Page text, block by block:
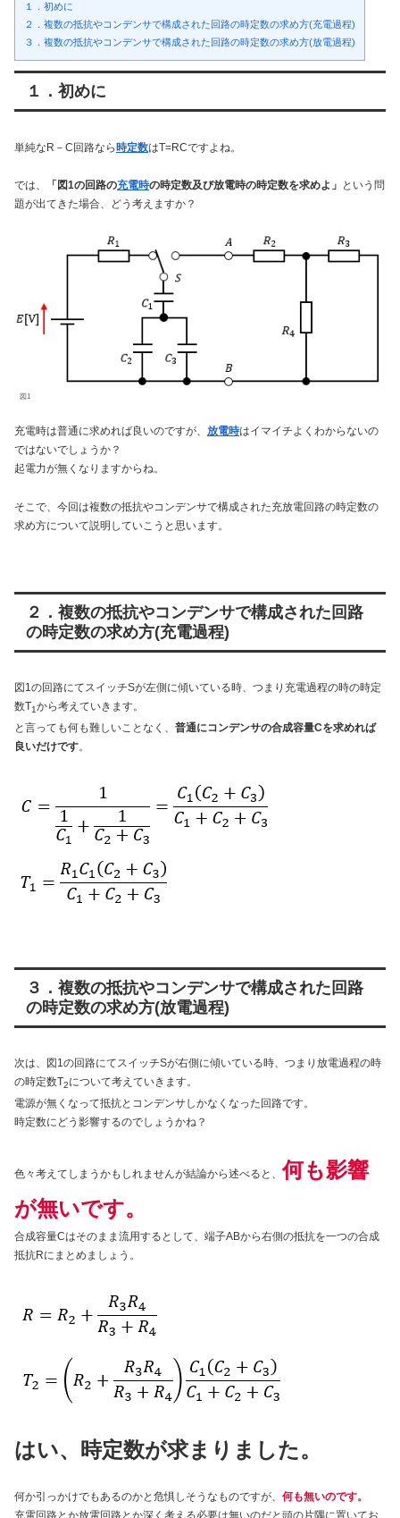
１．初めに
２．複数の抵抗やコンデンサで構成された回路の時定数の求め方(充電過程)
３．複数の抵抗やコンデンサで構成された回路の時定数の求め方(放電過程)
１．初めに
単純なR－C回路なら時定数はT=RCですよね。
では、 「図1の回路の充電時の時定数及び放電時の時定数を求めよ」 という問
題が出てきた場合、どう考えますか？
図1
充電時は普通に求めれば良いのですが、 放電時はイマイチよくわからないの
ではないでしょうか？
起電力が無くなりますからね。
そこで、今回は複数の抵抗やコンデンサで構成された充放電回路の時定数の
求め方について説明していこうと思います。
２．複数の抵抗やコンデンサで構成された回路
の時定数の求め方(充電過程)
図1の回路にてスイッチSが左側に傾いている時、つまり充電過程の時の時定
数T1から考えていきます。
と言っても何も難しいことなく、 普通にコンデンサの合成容量Cを求めれば
良いだけです。
３．複数の抵抗やコンデンサで構成された回路
の時定数の求め方(放電過程)
次は、図1の回路にてスイッチSが右側に傾いている時、つまり放電過程の時
の時定数T2について考えていきます。
電源が無くなって抵抗とコンデンサしかなくなった回路です。
時定数にどう影響するのでしょうかね？
色々考えてしまうかもしれませんが結論から述べると、何も影響
が無いです。
合成容量Cはそのまま流用するとして、端子ABから右側の抵抗を一つの合成
抵抗Rにまとめましょう。
はい、時定数が求まりました。
何か引っかけでもあるのかと危惧しそうなものですが、 何も無いのです。